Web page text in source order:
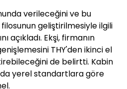
verileceğini ve bu
geliştirilmesiyle ilgili
açıkladı. Ekşi, firmanın
THY'den ikinci el
de belirtti. Kabin
yerel standartlara göre